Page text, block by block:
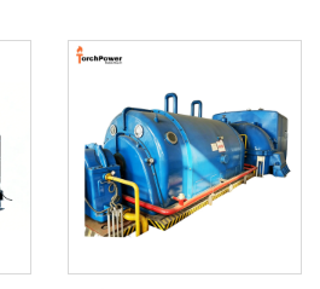
วัตต์ สำหรับบ้าน/ร้านค้า/
ฉุกเฉิน